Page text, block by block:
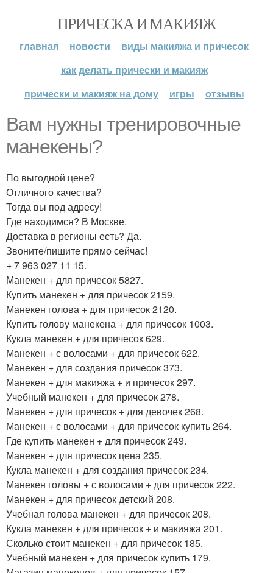
ПРИЧЕСКА И МАКИЯЖ
главная новости
виды макияжа и причесок
как делать прически и макияж
прически и макияж на дому
игры отзывы
Вам нужны тренировочные
манекены?
По выгодной цене?
Отличного качества?
Тогда вы под адресу!
Где находимся? В Москве.
Доставка в регионы есть? Да.
Звоните/пишите прямо сейчас!
+ 7 963 027 11 15.
Манекен + для причесок 5827.
Купить манекен + для причесок 2159.
Манекен голова + для причесок 2120.
Купить голову манекена + для причесок 1003.
Кукла манекен + для причесок 629.
Манекен + с волосами + для причесок 622.
Манекен + для создания причесок 373.
Манекен + для макияжа + и причесок 297.
Учебный манекен + для причесок 278.
Манекен + для причесок + для девочек 268.
Манекен + с волосами + для причесок купить 264.
Где купить манекен + для причесок 249.
Манекен + для причесок цена 235.
Кукла манекен + для создания причесок 234.
Манекен головы + с волосами + для причесок 222.
Манекен + для причесок детский 208.
Учебная голова манекен + для причесок 208.
Кукла манекен + для причесок + и макияжа 201.
Сколько стоит манекен + для причесок 185.
Учебный манекен + для причесок купить 179.